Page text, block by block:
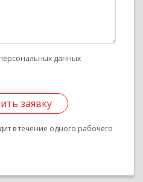
персональных данных
заявку
в течение одного рабочего